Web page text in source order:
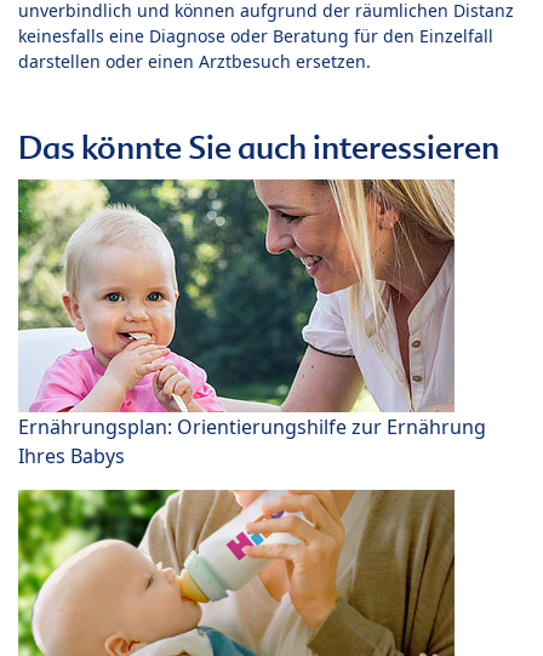
unverbindlich und können aufgrund der räumlichen Distanz
keinesfalls eine Diagnose oder Beratung für den Einzelfall
darstellen oder einen Arztbesuch ersetzen.
Das könnte Sie auch interessieren
Ernährungsplan: Orientierungshilfe zur Ernährung
Ihres Babys